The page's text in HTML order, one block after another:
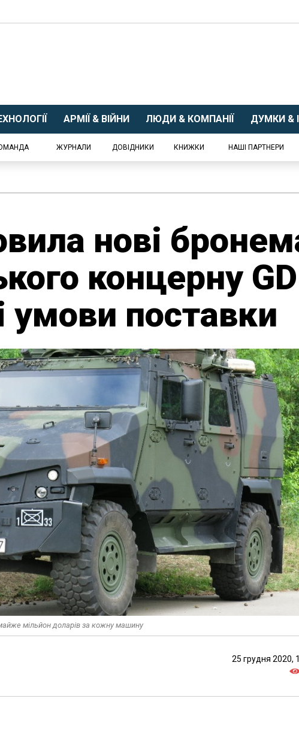
АРМІЇ & ВІЙНИ ЛЮДИ & КОМПАНІЇ ДУМКИ &
ЖУРНАЛИ ДОВІДНИКИ КНИЖКИ НАШІ ПАРТНЕРИ
нові
концерну
умови поставки
мільйон доларів за кожну машину
25 грудня 2020,